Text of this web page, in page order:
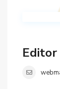
Editor